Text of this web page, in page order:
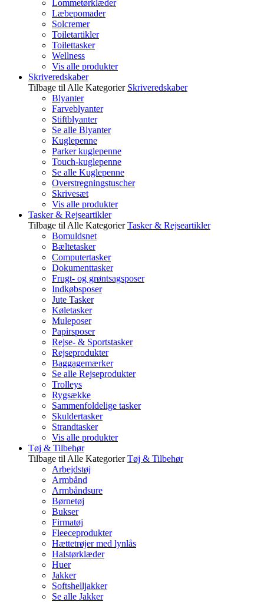
Lommetørklæder
Læbepomader
Solcremer
Toiletartikler
Toilettasker
Wellness
Vis alle produkter
Skriveredskaber
Tilbage til Alle Kategorier Skriveredskaber
Blyanter
Farveblyanter
Stiftblyanter
Se alle Blyanter
Kuglepenne
Parker kuglepenne
Touch-kuglepenne
Se alle Kuglepenne
Overstregningstuscher
Skrivesæt
Vis alle produkter
Tasker & Rejseartikler
Tilbage til Alle Kategorier Tasker & Rejseartikler
Bomuldsnet
Bæltetasker
Computertasker
Dokumenttasker
Frugt- og grøntsagsposer
Indkøbsposer
Jute Tasker
Køletasker
Muleposer
Papirsposer
Rejse- & Sportstasker
Rejseprodukter
Baggagemærker
Se alle Rejseprodukter
Trolleys
Rygsække
Sammenfoldelige tasker
Skuldertasker
Strandtasker
Vis alle produkter
Tøj & Tilbehør
Tilbage til Alle Kategorier Tøj & Tilbehør
Arbejdstøj
Armbånd
Armbåndsure
Børnetøj
Bukser
Firmatøj
Fleeceprodukter
Hættetrøjer med lynlås
Halstørklæder
Huer
Jakker
Softshelljakker
Se alle Jakker